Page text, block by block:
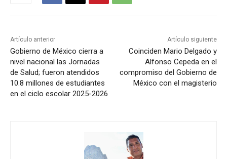
Artículo anterior
Gobierno de México cierra a
nivel nacional las Jornadas
de Salud; fueron atendidos
10.8 millones de estudiantes
en el ciclo escolar 2025-2026
Artículo siguiente
Coinciden Mario Delgado y
Alfonso Cepeda en el
compromiso del Gobierno de
México con el magisterio